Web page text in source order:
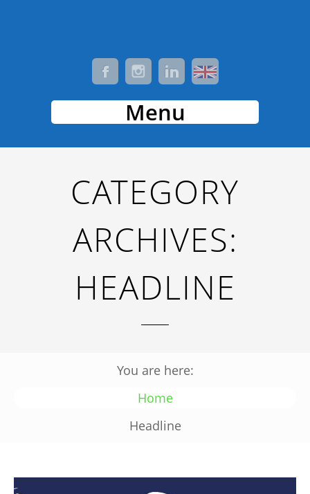
Menu
CATEGORY
ARCHIVES:
HEADLINE
You are here:
Home
Headline